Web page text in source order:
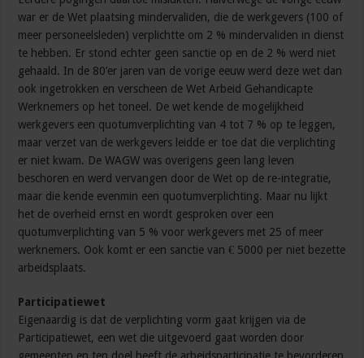
war er de Wet plaatsing mindervaliden, die de werkgevers (100 of
meer personeelsleden) verplichtte om 2 % mindervaliden in dienst
te hebben. Er stond echter geen sanctie op en de 2 % werd niet
gehaald. In de 80’er jaren van de vorige eeuw werd deze wet dan
ook ingetrokken en verscheen de Wet Arbeid Gehandicapte
Werknemers op het toneel. De wet kende de mogelijkheid
werkgevers een quotumverplichting van 4 tot 7 % op te leggen,
maar verzet van de werkgevers leidde er toe dat die verplichting
er niet kwam. De WAGW was overigens geen lang leven
beschoren en werd vervangen door de Wet op de re-integratie,
maar die kende evenmin een quotumverplichting. Maar nu lijkt
het de overheid ernst en wordt gesproken over een
quotumverplichting van 5 % voor werkgevers met 25 of meer
werknemers. Ook komt er een sanctie van € 5000 per niet bezette
arbeidsplaats.
Participatiewet
Eigenaardig is dat de verplichting vorm gaat krijgen via de
Participatiewet, een wet die uitgevoerd gaat worden door
gemeenten en ten doel heeft de arbeidsparticipatie te bevorderen